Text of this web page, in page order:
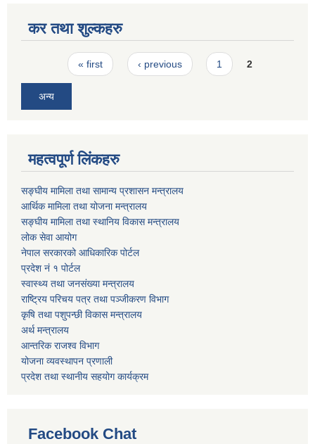
कर तथा शुल्कहरु
Pages« first ‹ previous 1 2
अन्य
महत्वपूर्ण लिंकहरु
सङ्घीय मामिला तथा सामान्य प्रशासन मन्त्रालय
आर्थिक मामिला तथा योजना मन्त्रालय
सङ्घीय मामिला तथा स्थानिय विकास मन्त्रालय
लोक सेवा आयोग
नेपाल सरकारको आधिकारिक पोर्टल
प्रदेश नं १ पोर्टल
स्वास्थ्य तथा जनसंख्या मन्त्रालय
राष्ट्रिय परिचय पत्र तथा पञ्जीकरण विभाग
कृषि तथा पशुपन्छी विकास मन्त्रालय
अर्थ मन्त्रालय
आन्तरिक राजश्व विभाग
योजना व्यवस्थापन प्रणाली
प्रदेश तथा स्थानीय सहयोग कार्यक्रम
Facebook Chat